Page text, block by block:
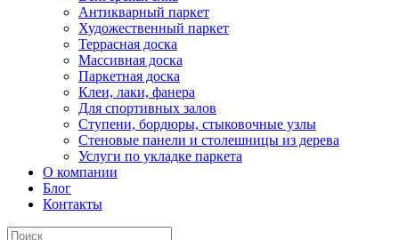
Антикварный паркет
Художественный паркет
Террасная доска
Массивная доска
Паркетная доска
Клеи, лаки, фанера
Для спортивных залов
Ступени, бордюры, стыковочные узлы
Стеновые панели и столешницы из дерева
Услуги по укладке паркета
О компании
Блог
Контакты